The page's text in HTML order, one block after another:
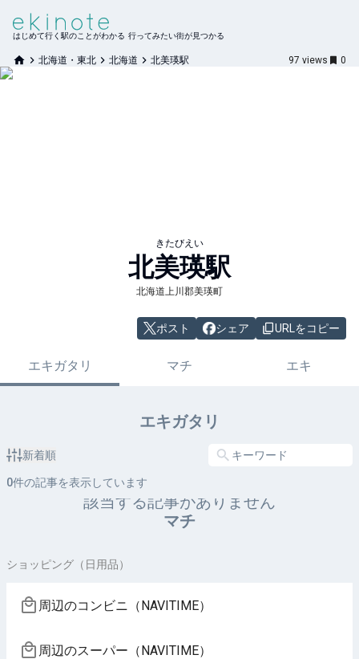
はじめて行く駅のことがわかる 行ってみたい街が見つかる
北海道・東北 北海道 北美瑛駅 97 views 0
きたびえい
北美瑛駅
北海道上川郡美瑛町
ポスト シェア URLをコピー
エキガタリ マチ エキ
エキガタリ
新着順
0件の記事を表示しています
該当する記事がありません
マチ
ショッピング（日用品）
周辺のコンビニ（NAVITIME）
周辺のスーパー（NAVITIME）